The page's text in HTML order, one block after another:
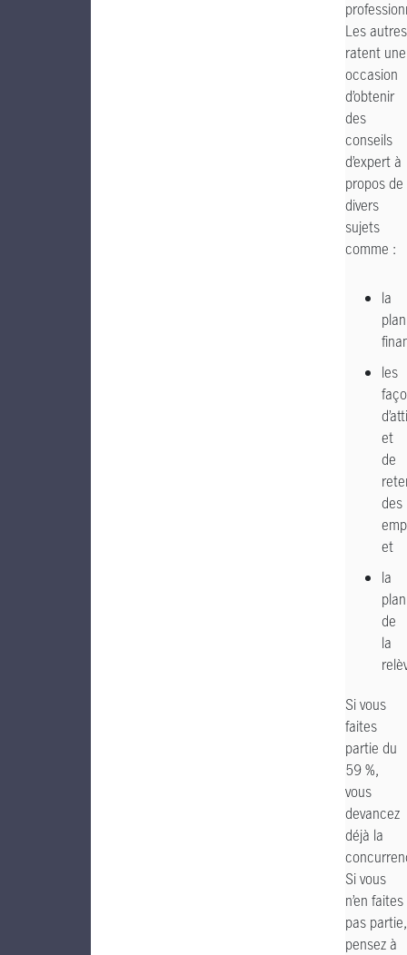
Les autres
ratent une
occasion
d’obtenir
des
conseils
d’expert à
propos de
divers
sujets
comme :
la
les
et
de
des
et
la
de
la
Si vous
faites
partie du
59 %,
vous
devancez
déjà la
Si vous
n’en faites
pas partie,
pensez à